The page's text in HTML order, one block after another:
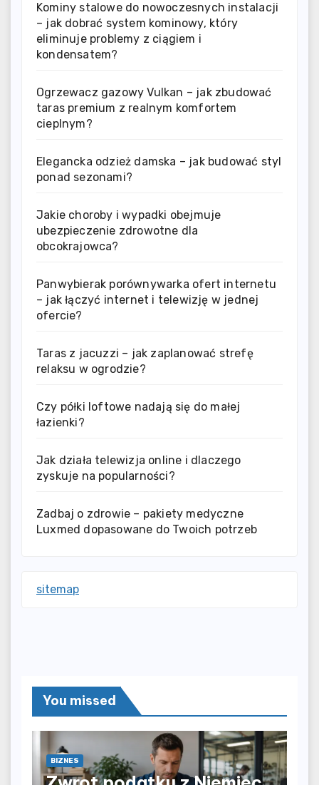
Kominy stalowe do nowoczesnych instalacji
– jak dobrać system kominowy, który
eliminuje problemy z ciągiem i
kondensatem?
Ogrzewacz gazowy Vulkan – jak zbudować
taras premium z realnym komfortem
cieplnym?
Elegancka odzież damska – jak budować styl
ponad sezonami?
Jakie choroby i wypadki obejmuje
ubezpieczenie zdrowotne dla
obcokrajowca?
Panwybierak porównywarka ofert internetu
– jak łączyć internet i telewizję w jednej
ofercie?
Taras z jacuzzi – jak zaplanować strefę
relaksu w ogrodzie?
Czy półki loftowe nadają się do małej
łazienki?
Jak działa telewizja online i dlaczego
zyskuje na popularności?
Zadbaj o zdrowie – pakiety medyczne
Luxmed dopasowane do Twoich potrzeb
sitemap
You missed
BIZNES